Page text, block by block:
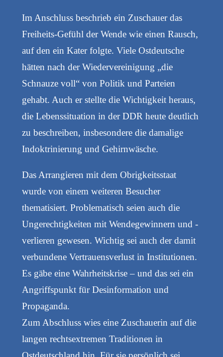
Im Anschluss beschrieb ein Zuschauer das
Freiheits-Gefühl der Wende wie einen Rausch,
auf den ein Kater folgte. Viele Ostdeutsche
hätten nach der Wiedervereinigung „die
Schnauze voll“ von Politik und Parteien
gehabt. Auch er stellte die Wichtigkeit heraus,
die Lebenssituation in der DDR heute deutlich
zu beschreiben, insbesondere die damalige
Indoktrinierung und Gehirnwäsche.
Das Arrangieren mit dem Obrigkeitsstaat
wurde von einem weiteren Besucher
thematisiert. Problematisch seien auch die
Ungerechtigkeiten mit Wendegewinnern und -
verlieren gewesen. Wichtig sei auch der damit
verbundene Vertrauensverlust in Institutionen.
Es gäbe eine Wahrheitskrise – und das sei ein
Angriffspunkt für Desinformation und
Propaganda.
Zum Abschluss wies eine Zuschauerin auf die
langen rechtsextremen Traditionen in